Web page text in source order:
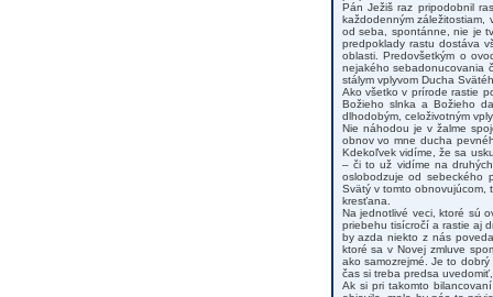
Pán Ježiš raz pripodobnil
každodenným
od seba, spontánne, nie je
predpoklady rastu dostáva
oblasti. Predovšetkým o
nejakého sebadonucovania
stálym vplyvom Ducha
Ako všetko v prírode rastie
Božieho slnka a Božieho
dlhodobým, celoživotným
Nie náhodou je v žalme
obnov vo mne ducha
Kdekoľvek vidíme, že sa
– či to už vidíme na
oslobodzuje od sebeckého
Svätý v tomto obnovujúcom,
kresťana.
Na jednotlivé veci, ktoré sú
priebehu tisícročí a rastie aj
by azda niekto z nás
ktoré sa v Novej zmluve
ako samozrejmé. Je to
čas si treba predsa
Ak si pri takomto